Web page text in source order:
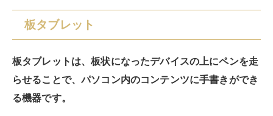
【板タブレットのメリット】
省スペースで利用できる
価格が安い